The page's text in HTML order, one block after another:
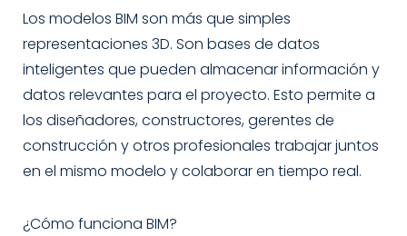
Los modelos BIM son más que simples
representaciones 3D. Son bases de datos
inteligentes que pueden almacenar información y
datos relevantes para el proyecto. Esto permite a
los diseñadores, constructores, gerentes de
construcción y otros profesionales trabajar juntos
en el mismo modelo y colaborar en tiempo real.
¿Cómo funciona BIM?